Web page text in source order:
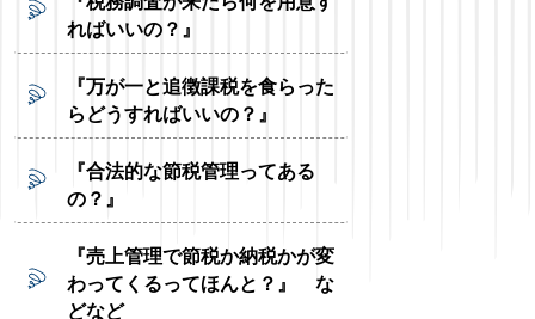
ればいいの？』
『万が一と追徴課税を食らった
らどうすればいいの？』
『合法的な節税管理ってある
の？』
『売上管理で節税か納税かが変
わってくるってほんと？』 な
どなど